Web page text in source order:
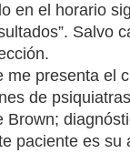
en el horario
Salvo
me presenta el
de
paciente es